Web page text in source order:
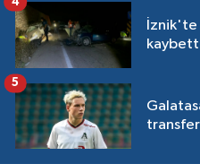
İznik'te
5